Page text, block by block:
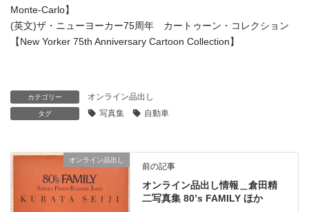
Monte-Carlo】
(英文)ザ・ニューヨーカー75周年 カートゥーン・コレクション
【New Yorker 75th Anniversary Cartoon Collection】
カテゴリー オンライン品出し
タグ 写真集 自動車
オンライン品出し
前の記事
オンライン品出し情報＿倉田精
二写真集 80’s FAMILY ほか